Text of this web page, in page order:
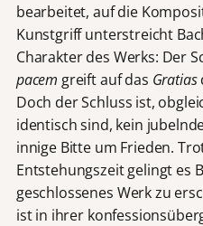
bearbeitet, auf die
Kunstgriff unterstreicht
Charakter des Werks: Der
pacem greift auf das Gratias
Doch der Schluss ist,
identisch sind, kein
innige Bitte um Frieden.
Entstehungszeit gelingt es
geschlossenes Werk zu
ist in ihrer